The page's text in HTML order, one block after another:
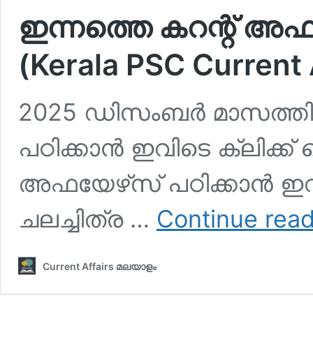
ഇന്നത്തെ കറന്റ്
(Kerala PSC
2025 ഡിസംബര്‍
പഠിക്കാന്‍ ഇവിടെ
അഫയേഴ്‌സ് പഠിക്കാന്‍
ചലച്ചിത്ര … Continue
Current Affairs മലയാളം